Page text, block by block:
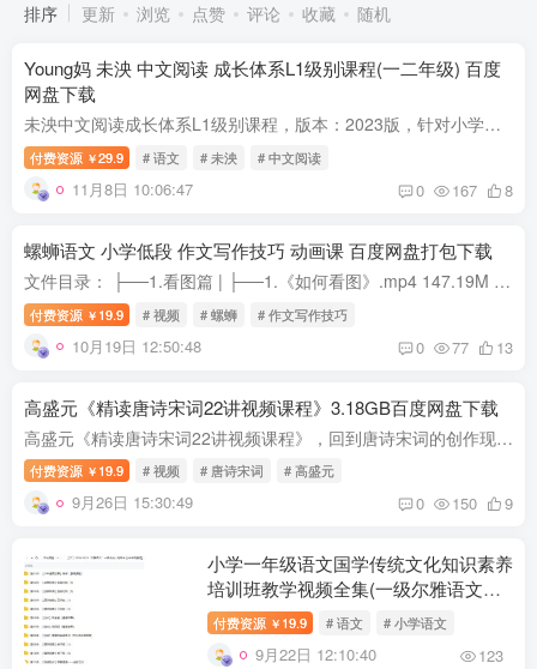
排序
更新 浏览 点赞 评论 收藏 随机
Young妈 未泱 中文阅读 成长体系L1级别课程(一二年级) 百度
网盘下载
未泱中文阅读成长体系L1级别课程，版本：2023版，针对小学一二年级孩子的成长特点与认知，深入浅出进行讲解，激发提问+思考的阅读热情。五大主题内容：历史人文(通过阅读中国神话、楚汉争霸、生...
付费资源 ￥29.9 # 语文 # 未泱 # 中文阅读
11月8日 10:06:47 0 167 8
螺蛳语文 小学低段 作文写作技巧 动画课 百度网盘打包下载
文件目录： ├──1.看图篇 | ├──1.《如何看图》.mp4 147.19M | └──2.《我是小小故事家》.mp4 103.18M ├──2.记事篇 | └──1.《六要素》.mp4 86.40M ├──3.写景篇 | ├──1.《天空...
付费资源 ￥ 19.9 # 视频 # 螺蛳 # 作文写作技巧
10月19日 12:50:48 0 77 13
高盛元《精读唐诗宋词22讲视频课程》3.18GB百度网盘下载
高盛元《精读唐诗宋词22讲视频课程》，回到唐诗宋词的创作现场，与伟大诗人的灵魂共振。当你对课本上的古诗词感到厌倦和乏味时，当你翻开诗词鉴赏读物发现只有八卦和段子时，当你试图去了解诗人...
付费资源 ￥ 19.9 # 视频 # 唐诗宋词 # 高盛元
9月26日 15:30:49 0 150 9
小学一年级语文国学传统文化知识素养
培训班教学视频全集(一级尔雅语文课
堂 44讲)百度网盘下载
付费资源 ￥ 19.9 # 语文 # 小学语文
9月22日 12:10:40 123